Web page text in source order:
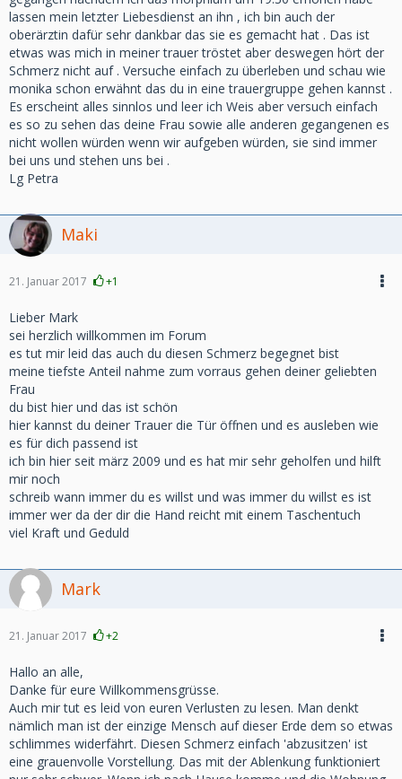
lassen mein letzter Liebesdienst an ihn , ich bin auch der
oberärztin dafür sehr dankbar das sie es gemacht hat . Das ist
etwas was mich in meiner trauer tröstet aber deswegen hört der
Schmerz nicht auf . Versuche einfach zu überleben und schau wie
monika schon erwähnt das du in eine trauergruppe gehen kannst .
Es erscheint alles sinnlos und leer ich Weis aber versuch einfach
es so zu sehen das deine Frau sowie alle anderen gegangenen es
nicht wollen würden wenn wir aufgeben würden, sie sind immer
bei uns und stehen uns bei .
Lg Petra
Maki
21. Januar 2017 +1
Lieber Mark
sei herzlich willkommen im Forum
es tut mir leid das auch du diesen Schmerz begegnet bist
meine tiefste Anteil nahme zum vorraus gehen deiner geliebten
Frau
du bist hier und das ist schön
hier kannst du deiner Trauer die Tür öffnen und es ausleben wie
es für dich passend ist
ich bin hier seit märz 2009 und es hat mir sehr geholfen und hilft
mir noch
schreib wann immer du es willst und was immer du willst es ist
immer wer da der dir die Hand reicht mit einem Taschentuch
viel Kraft und Geduld
Mark
21. Januar 2017 +2
Hallo an alle,
Danke für eure Willkommensgrüsse.
Auch mir tut es leid von euren Verlusten zu lesen. Man denkt
nämlich man ist der einzige Mensch auf dieser Erde dem so etwas
schlimmes widerfährt. Diesen Schmerz einfach 'abzusitzen' ist
eine grauenvolle Vorstellung. Das mit der Ablenkung funktioniert